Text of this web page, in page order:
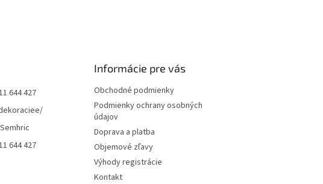
644 427
644 427
Informácie pre vás
Obchodné podmienky
Podmienky ochrany osobných
údajov
Doprava a platba
Objemové zľavy
Výhody registrácie
Kontakt